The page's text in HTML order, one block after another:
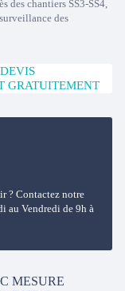
des chantiers SS3-SS4,
des
GRATUITEMENT
? Contactez notre
au Vendredi de 9h à
MESURE